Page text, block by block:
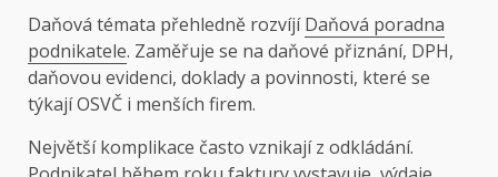
Daňová témata přehledně rozvíjíDaňová poradna
podnikatele. Zaměřuje se na daňové přiznání, DPH,
daňovou evidenci, doklady a povinnosti, které se
týkají OSVČ i menších firem.
Největší komplikace často vznikají z odkládání.